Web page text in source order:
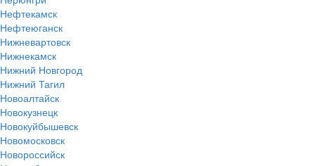
Нефтекамск
Нефтеюганск
Нижневартовск
Нижнекамск
Нижний Новгород
Нижний Тагил
Новоалтайск
Новокузнецк
Новокуйбышевск
Новомосковск
Новороссийск